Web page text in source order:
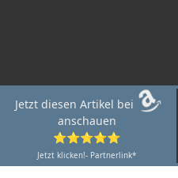
Jetzt diesen Artikel bei
anschauen
⭐⭐⭐⭐⭐
Jetzt klicken!- Partnerlink*